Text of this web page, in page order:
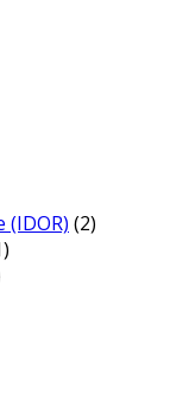
(IDOR) (2)